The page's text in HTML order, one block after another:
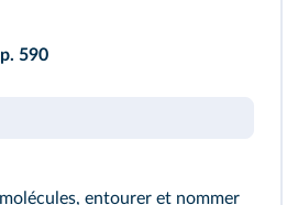
p. 590
entourer et nommer